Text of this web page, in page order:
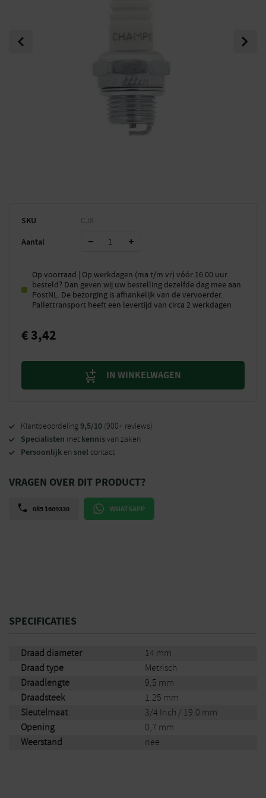
Previous Next
SKU CJ8
Aantal
Op voorraad | Op werkdagen (ma t/m vr) vóór 16.00 uur
besteld? Dan geven wij uw bestelling dezelfde dag mee aan
PostNL. De bezorging is afhankelijk van de vervoerder.
Pallettransport heeft een levertijd van circa 2 werkdagen
€ 3,42
IN WINKELWAGEN
Klantbeoordeling9,5/10 (900+ reviews)
Specialisten met kennisvan zaken
Persoonlijk en snel contact
VRAGEN OVER DIT PRODUCT?
085 1609330 WHATSAPP
SPECIFICATIES
Draad diameter
14 mm
Draad type
Metrisch
Draadlengte
9,5 mm
Draadsteek
1.25 mm
Sleutelmaat
3/4 Inch / 19.0 mm
Opening
0,7 mm
Weerstand
nee